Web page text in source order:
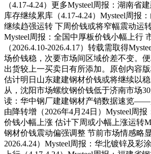
（4.17-4.24）更多Mysteel周报：湖南省
库存继续累库（4.17-4.24）Mysteel周报
继续趋强运转 下周价钱或将窄幅震动运转
Mysteel周报：全国中厚板价钱小幅上行
（2026.4.10-2026.4.17）转载需取得
场价钱稳，次要市场间区域价差不变。
出货较上一买卖日有所添加。原创内容版
估计明日山东建建钢材价钱或将继续以
从，沈阳市场螺纹钢价钱低于济南市场
读：华中钢厂建建钢材产销数据速览——
由降转增（2026年4月24日）Mysteel周
价钱小幅上涨 估计下周或小幅上涨运转
钢材价钱震动偏强调整 节前市场情感略
2026.4.24）Mysteel周报：华北镀锌及彩